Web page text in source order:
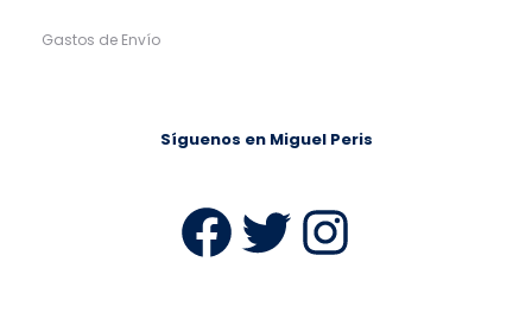
Gastos de Envío
Síguenos en Miguel Peris
Facebook
Twitter